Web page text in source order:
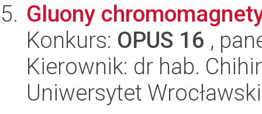
Gluony
Konkurs: OPUS 16 ,
Kierownik: dr hab.
Uniwersytet